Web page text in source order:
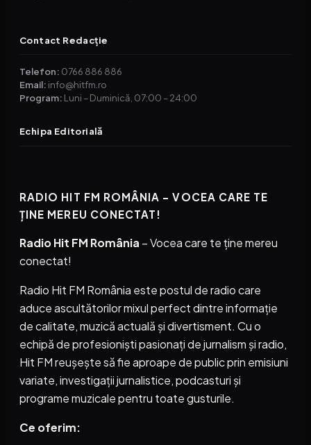
Contact Redacție
Telefon: 0766 886 886
Email: info@hitfm.ro
Program: Luni – Duminică, 07:00 – 24:00
Echipa Editorială
RADIO HIT FM ROMÂNIA – VOCEA CARE TE
ȚINE MEREU CONECTAT!
Radio Hit FM România – Vocea care te ține mereu
conectat!
Radio Hit FM România este postul de radio care
aduce ascultătorilor mixul perfect dintre informație
de calitate, muzică actuală și divertisment. Cu o
echipă de profesioniști pasionați de jurnalism și radio,
Hit FM reușește să fie aproape de public prin emisiuni
variate, investigații jurnalistice, podcasturi și
programe muzicale pentru toate gusturile.
Ce oferim: